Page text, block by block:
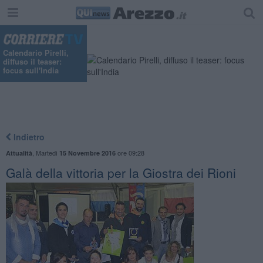
Calendario Pirelli,
diffuso il teaser:
focus sull'India
Indietro
Attualità Martedì 15 Novembre 2016ore 09:28
Galà della vittoria per la Giostra dei Rioni